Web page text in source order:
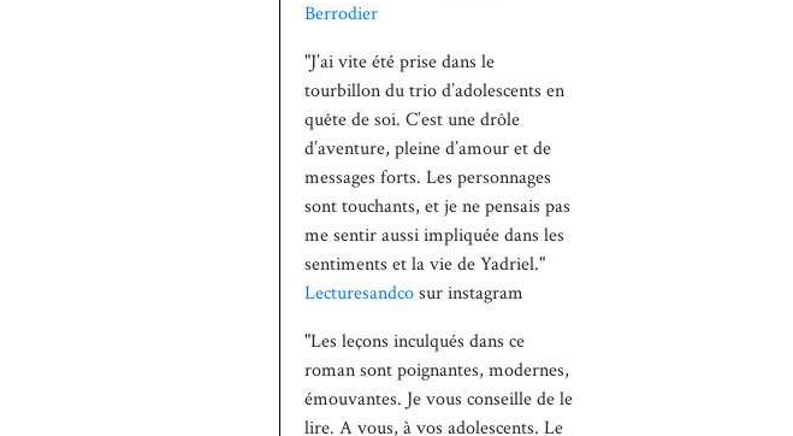
Berrodier
"J’ai vite été prise dans le
tourbillon du trio d’adolescents en
quête de soi. C’est une drôle
d’aventure, pleine d’amour et de
messages forts. Les personnages
sont touchants, et je ne pensais pas
me sentir aussi impliquée dans les
sentiments et la vie de Yadriel."
Lecturesandcosur instagram
"Les leçons inculqués dans ce
roman sont poignantes, modernes,
émouvantes. Je vous conseille de le
lire. A vous, à vos adolescents. Le